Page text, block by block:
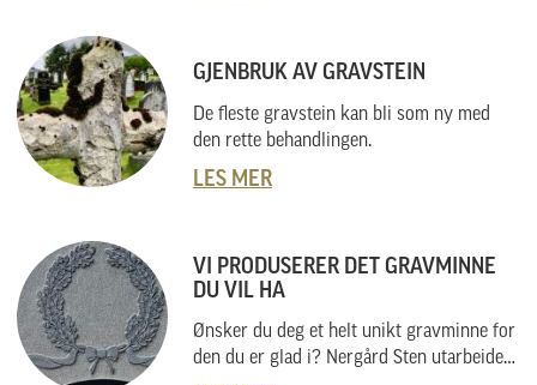
GJENBRUK AV GRAVSTEIN
De fleste gravstein kan bli som ny med
den rette behandlingen.
LES MER
VI PRODUSERER DET GRAVMINNE
DU VIL HA
Ønsker du deg et helt unikt gravminne for
den du er glad i? Nergård Sten utarbeider